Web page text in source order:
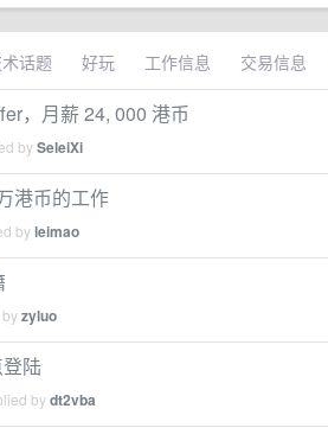
话题 好玩 工作信息 交易信息
，月薪 24, 000 港币
bySeleiXi
港币的工作
byleimao
zyluo
陆
bydt2vba